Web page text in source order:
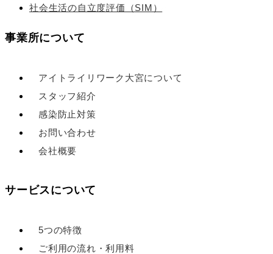
社会生活の自立度評価（SIM）
事業所について
アイトライリワーク大宮について
スタッフ紹介
感染防止対策
お問い合わせ
会社概要
サービスについて
5つの特徴
ご利用の流れ・利用料